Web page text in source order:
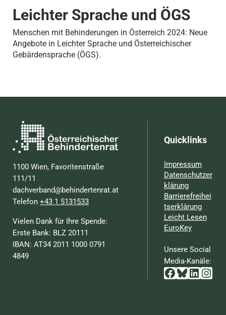
Leichter Sprache und ÖGS
Menschen mit Behinderungen in Österreich 2024: Neue
Angebote in Leichter Sprache und Österreichischer
Gebärdensprache (ÖGS).
1100 Wien, Favoritenstraße
111/11
dachverband@behindertenrat.at
Telefon+43 1 5131533
Vielen Dank für Ihre Spende:
Erste Bank: BLZ 20111
IBAN: AT34 2011 1000 0791
4849
Quicklinks
Impressum
Datenschutzer
klärung
Barrierefreihei
tserklärung
Leicht Lesen
EuroKey
Unsere Social
Media-Kanäle:
Facebook
Bluesky